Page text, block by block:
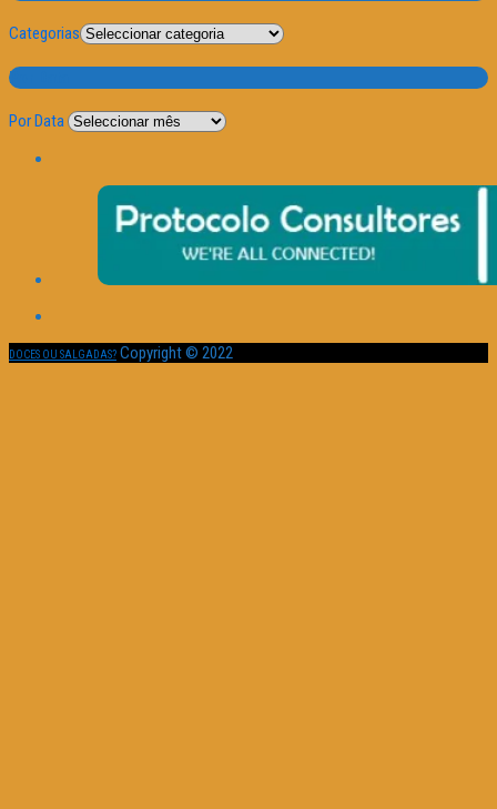
Categorias
Por Data
Por Data
DOCES OU SALGADAS? Copyright © 2022